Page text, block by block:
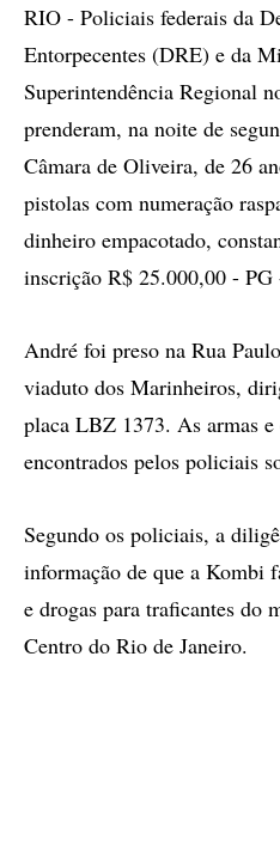
RIO - Policiais federais da
Entorpecentes (DRE) e da
Superintendência Regional
prenderam, na noite de
Câmara de Oliveira, de 26
pistolas com numeração
dinheiro empacotado,
inscrição R$ 25.000,00 -
André foi preso na Rua
viaduto dos Marinheiros,
placa LBZ 1373. As armas
encontrados pelos policiais
Segundo os policiais, a
informação de que a Kombi
e drogas para traficantes do
Centro do Rio de Janeiro.